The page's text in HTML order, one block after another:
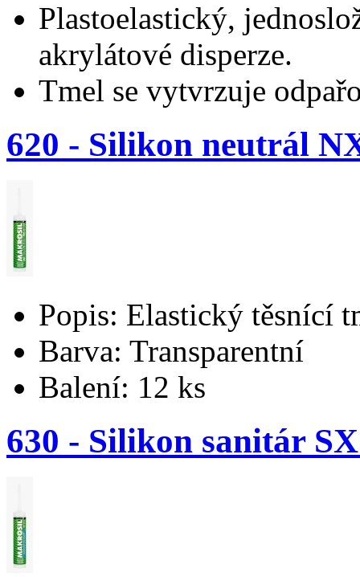
Plastoelastický,
akrylátové disperze.
Tmel se vytvrzuje
620 - Silikon neutrál
Popis: Elastický těsnící
Barva: Transparentní
Balení: 12 ks
630 - Silikon sanitár